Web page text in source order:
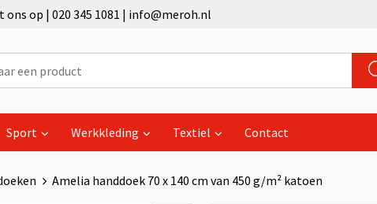
op | 020 345 1081 | info@meroh.nl
Sport Werkkleding Textiel Contact
Amelia handdoek 70 x 140 cm van 450 g/m² katoen